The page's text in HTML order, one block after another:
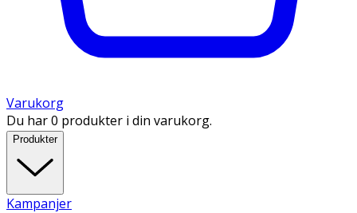
Varukorg
Du har 0 produkter i din varukorg.
Produkter
Kampanjer